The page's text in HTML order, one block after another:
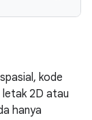
kode
letak 2D atau
hanya